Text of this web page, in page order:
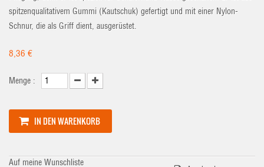
spitzenqualitativem Gummi (Kautschuk) gefertigt und mit einer Nylon-
Schnur, die als Griff dient, ausgerüstet.
8,36 €
Menge :
IN DEN WARENKORB
Auf meine Wunschliste